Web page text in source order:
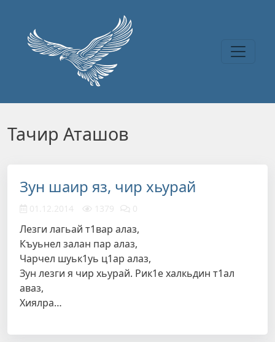
Тачир Аташов
Зун шаир яз, чир хьурай
01.12.2014 1379 0
Лезги лагьай т1вар алаз,
Къуьнел залан пар алаз,
Чарчел шуьк1уь ц1ар алаз,
Зун лезги я чир хьурай. Рик1е халкьдин т1ал
аваз,
Хиялра…